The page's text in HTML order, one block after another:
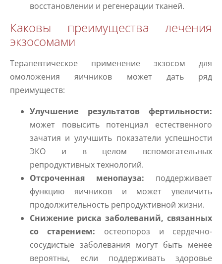
восстановлении и регенерации тканей.
Каковы преимущества лечения
экзосомами
Терапевтическое применение экзосом для
омоложения яичников может дать ряд
преимуществ:
Улучшение результатов фертильности:
может повысить потенциал естественного
зачатия и улучшить показатели успешности
ЭКО и в целом вспомогательных
репродуктивных технологий.
Отсроченная менопауза: поддерживает
функцию яичников и может увеличить
продолжительность репродуктивной жизни.
Снижение риска заболеваний, связанных
со старением: остеопороз и сердечно-
сосудистые заболевания могут быть менее
вероятны, если поддерживать здоровье